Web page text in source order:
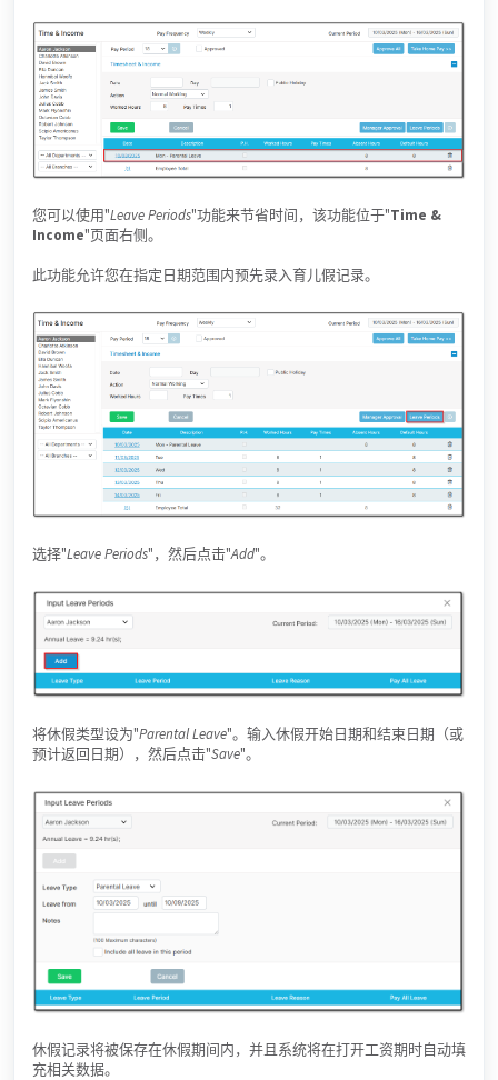
您可以使用"Leave Periods"功能来节省时间，该功能位于"Time &
Income"页面右侧。
此功能允许您在指定日期范围内预先录入育儿假记录。
选择"Leave Periods"，然后点击"Add"。
将休假类型设为"Parental Leave"。输入休假开始日期和结束日期（或
预计返回日期），然后点击"Save"。
休假记录将被保存在休假期间内，并且系统将在打开工资期时自动填
充相关数据。